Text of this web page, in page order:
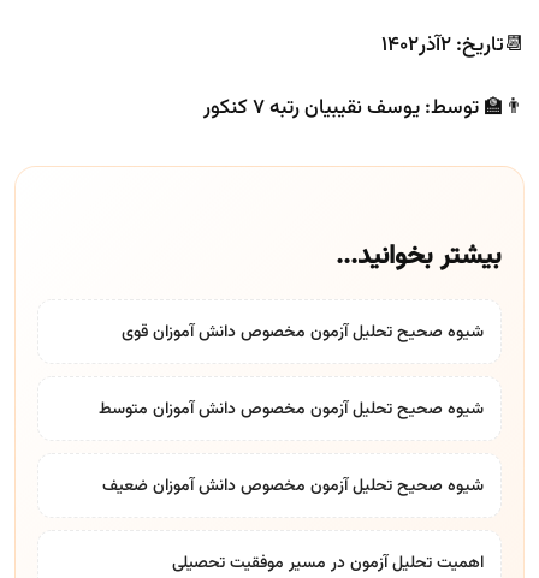
📆تاریخ: ۲آذر۱۴۰۲
👨‍🏫 توسط: یوسف نقیبیان رتبه ۷ کنکور
بیشتر بخوانید...
شیوه صحیح تحلیل آزمون مخصوص دانش آموزان قوی
شیوه صحیح تحلیل آزمون مخصوص دانش آموزان متوسط
شیوه صحیح تحلیل آزمون مخصوص دانش آموزان ضعیف
اهمیت تحلیل آزمون در مسیر موفقیت تحصیلی